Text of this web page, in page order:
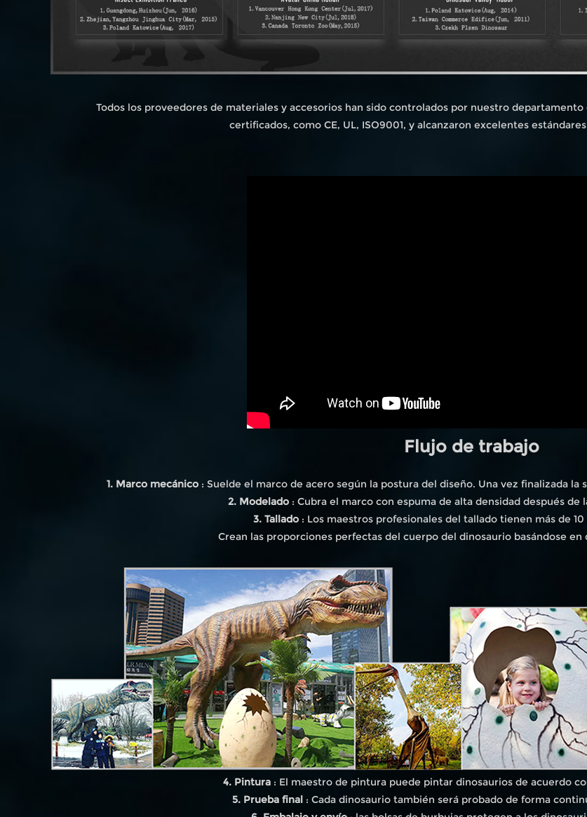
Todos los proveedores de materiales y accesorios han sido controlados por nuestro
certificados, como CE, UL, ISO9001, y alcanzaron excelentes
Flujo de trabajo
1. Marco mecánico : Suelde el marco de acero según la postura del diseño. Una vez finalizada
2. Modelado: Cubra el marco con espuma de alta densidad después de
3. Tallado : Los maestros profesionales del tallado tienen más de
Crean las proporciones perfectas del cuerpo del dinosaurio basándose
4. Pintura : El maestro de pintura puede pintar dinosaurios de acuerdo
5. Prueba final: Cada dinosaurio también será probado de forma